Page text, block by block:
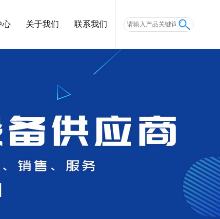
心 关于我们 联系我们